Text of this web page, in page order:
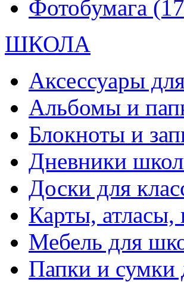
Фотобумага
ШКОЛА
Аксессуары
Альбомы и
Блокноты и
Дневники
Доски для
Карты, атласы,
Мебель для
Папки и сумки